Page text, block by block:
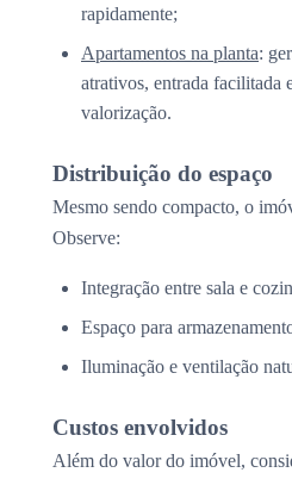
rapidamente;
Apartamentos na planta:
atrativos, entrada facilitada
valorização.
Distribuição do espaço
Mesmo sendo compacto, o
Observe:
Integração entre sala e
Espaço para
Iluminação e ventilação
Custos envolvidos
Além do valor do imóvel,